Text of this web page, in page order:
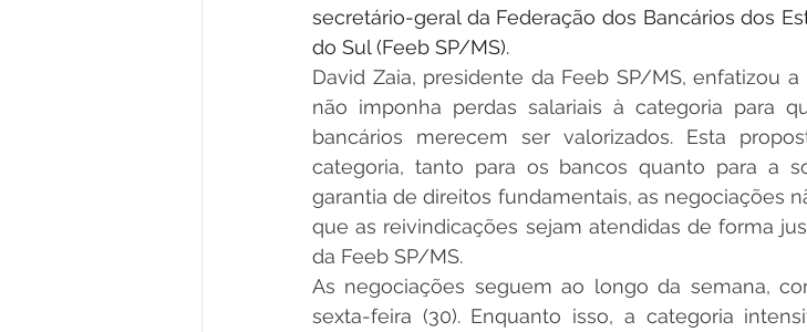
secretário-geral da Federação dos Bancários dos
do Sul (Feeb SP/MS).
David Zaia, presidente da Feeb SP/MS, enfatizou
não imponha perdas salariais à categoria para
bancários merecem ser valorizados. Esta
categoria, tanto para os bancos quanto para a
garantia de direitos fundamentais, as negociações
que as reivindicações sejam atendidas de forma
da Feeb SP/MS.
As negociações seguem ao longo da semana,
sexta-feira (30). Enquanto isso, a categoria